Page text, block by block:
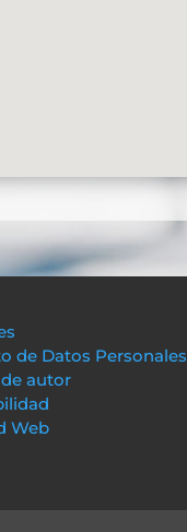
de Datos Personales
autor
Web